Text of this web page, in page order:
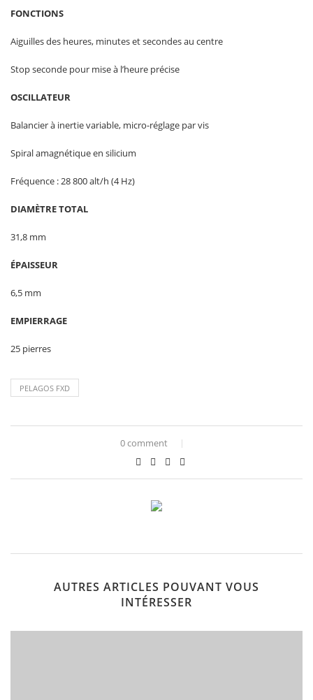
FONCTIONS
Aiguilles des heures, minutes et secondes au centre
Stop seconde pour mise à l’heure précise
OSCILLATEUR
Balancier à inertie variable, micro-réglage par vis
Spiral amagnétique en silicium
Fréquence : 28 800 alt/h (4 Hz)
DIAMÈTRE TOTAL
31,8 mm
ÉPAISSEUR
6,5 mm
EMPIERRAGE
25 pierres
PELAGOS FXD
0 comment
AUTRES ARTICLES POUVANT VOUS
INTÉRESSER